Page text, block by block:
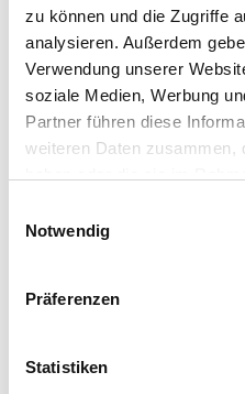
zu können und die Zugriffe
analysieren. Außerdem
Verwendung unserer
soziale Medien, Werbung
Partner führen diese
weiteren Daten zusammen,
Notwendig
Präferenzen
Statistiken
Umrechnungsfaktoren